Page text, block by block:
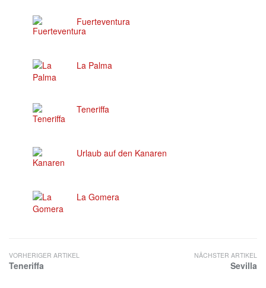
Fuerteventura
La Palma
Teneriffa
Urlaub auf den Kanaren
La Gomera
VORHERIGER ARTIKEL
Teneriffa
NÄCHSTER ARTIKEL
Sevilla